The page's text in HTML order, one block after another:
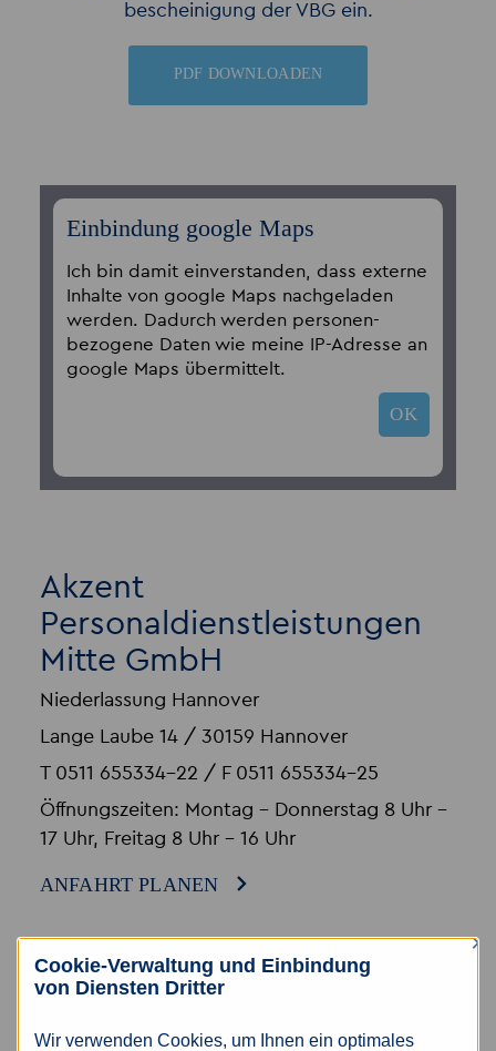
bescheinigung der VBG ein.
PDF DOWNLOADEN
Einbindung google Maps
Ich bin damit einverstanden, dass externe
Inhalte von google Maps nachgeladen
werden. Dadurch werden personen­
bezogene Daten wie meine IP-Adresse an
google Maps übermittelt.
OK
Akzent
Personaldienstleistungen
Mitte GmbH
Niederlassung Hannover
Lange Laube 14 / 30159 Hannover
T 0511 655334-22 / F 0511 655334-25
Öffnungszeiten: Montag - Donnerstag 8 Uhr –
17 Uhr, Freitag 8 Uhr – 16 Uhr
ANFAHRT PLANEN
Cookie-Verwaltung und Einbindung
von Diensten Dritter
×
Wir verwenden Cookies, um Ihnen ein optimales